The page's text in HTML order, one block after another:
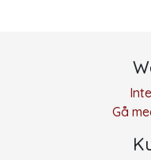
Gå